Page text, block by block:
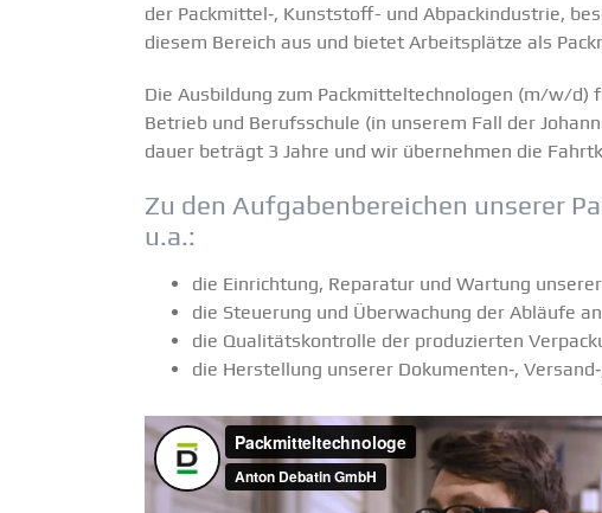
der Packmittel‑, Kunst­­­stoff- und Abpack­in­dustrie,
diesem Bereich aus und bietet Arbeits­plätze als
Die Ausbildung zum Packmit­tel­tech­no­logen (m/w/
Betrieb und Berufs­schule (in unserem Fall der
dauer beträgt 3 Jahre und wir übernehmen die
Zu den Aufga­ben­be­reichen unserer
u.a.:
die Einrichtung, Reparatur und Wartung
die Steuerung und Überwa­chung der Abläufe
die Quali­täts­kon­trolle der produ­zierten
die Herstellung unserer Dokumenten‑,